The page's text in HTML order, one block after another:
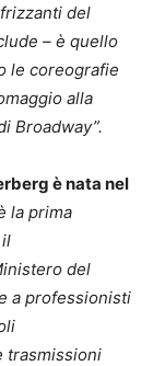
del
– è quello
le coreografie
alla
Broadway”.
è nata nel
la prima
del
a professionisti
trasmissioni